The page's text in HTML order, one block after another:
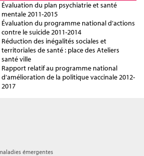
Évaluation du plan psychiatrie et santé
mentale 2011-2015
Évaluation du programme national d’actions
contre le suicide 2011-2014
Réduction des inégalités sociales et
territoriales de santé : place des Ateliers
santé ville
Rapport relatif au programme national
d’amélioration de la politique vaccinale 2012-
2017
émergentes